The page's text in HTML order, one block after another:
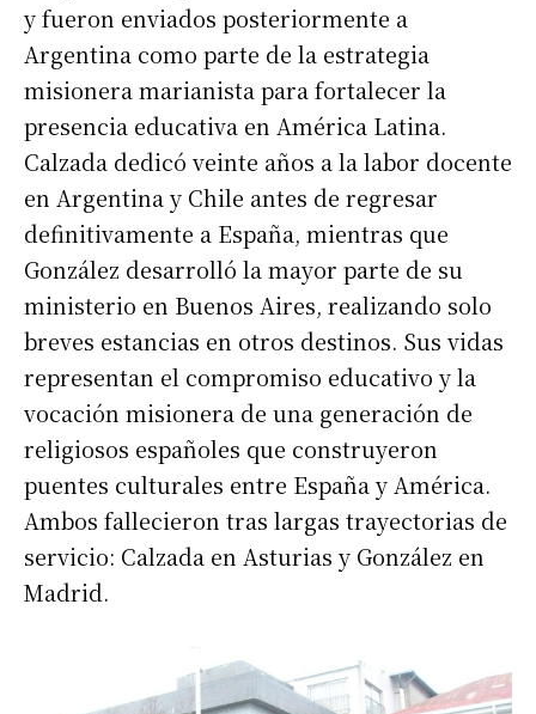
y fueron enviados posteriormente a
Argentina como parte de la estrategia
misionera marianista para fortalecer la
presencia educativa en América Latina.
Calzada dedicó veinte años a la labor docente
en Argentina y Chile antes de regresar
definitivamente a España, mientras que
González desarrolló la mayor parte de su
ministerio en Buenos Aires, realizando solo
breves estancias en otros destinos. Sus vidas
representan el compromiso educativo y la
vocación misionera de una generación de
religiosos españoles que construyeron
puentes culturales entre España y América.
Ambos fallecieron tras largas trayectorias de
servicio: Calzada en Asturias y González en
Madrid.